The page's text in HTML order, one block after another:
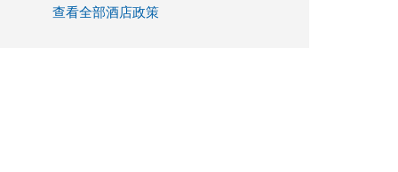
查看全部酒店政策